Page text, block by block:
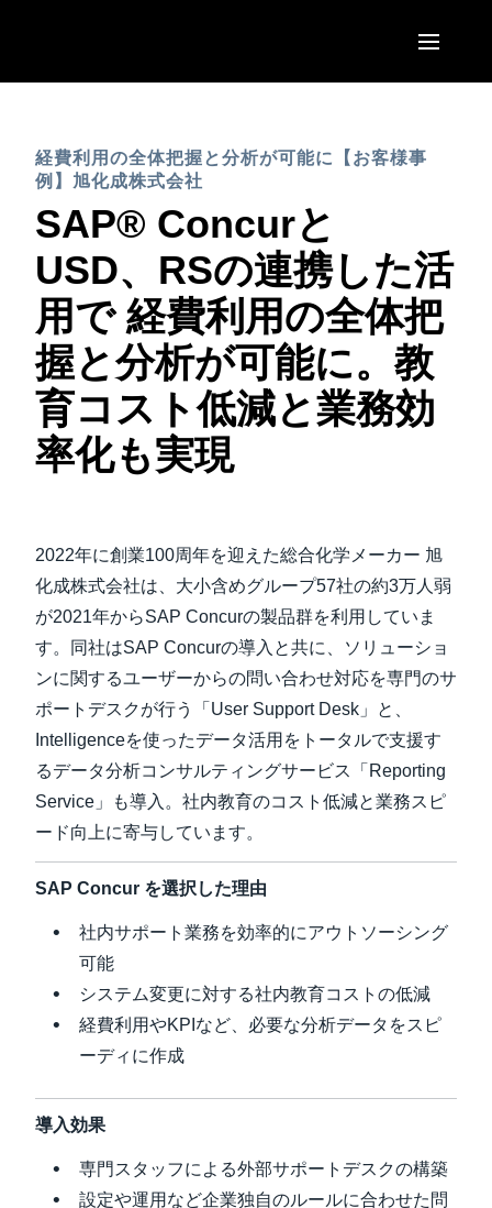
United States (English)
Canada (Français)
México (Español)
Brasil (Português)
EUROPE
United Kingdom (English)
France (Français)
Deutschland (Deutsch)
Italia (Italiano)
Nederlands (English)
Sweden (English)
Belgium (English)
España (Español)
Norway (English)
ASIA PACIFIC
Australia (English)
India (English)
日本（日本語)
Singapore (English)
経費利用の全体把握と分析が可能に【お客様事
例】旭化成株式会社
SAP® Concurと
USD、RSの連携した活
用で 経費利用の全体把
握と分析が可能に。教
育コスト低減と業務効
率化も実現
2022年に創業100周年を迎えた総合化学メーカー 旭
化成株式会社は、大小含めグループ57社の約3万人弱
が2021年からSAP Concurの製品群を利用していま
す。同社はSAP Concurの導入と共に、ソリューショ
ンに関するユーザーからの問い合わせ対応を専門のサ
ポートデスクが行う「User Support Desk」と、
Intelligenceを使ったデータ活用をトータルで支援す
るデータ分析コンサルティングサービス「Reporting
Service」も導入。社内教育のコスト低減と業務スピ
ード向上に寄与しています。
SAP Concur を選択した理由
社内サポート業務を効率的にアウトソーシング
可能
システム変更に対する社内教育コストの低減
経費利用やKPIなど、必要な分析データをスピ
ーディに作成
導入効果
専門スタッフによる外部サポートデスクの構築
設定や運用など企業独自のルールに合わせた問